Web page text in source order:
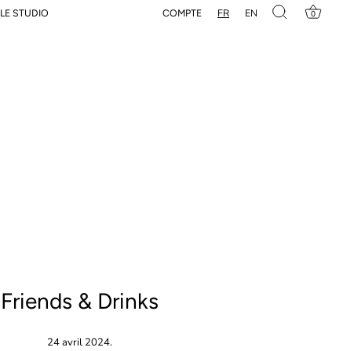
LE STUDIO COMPTE FR EN 0
Friends & Drinks
24 avril 2024.